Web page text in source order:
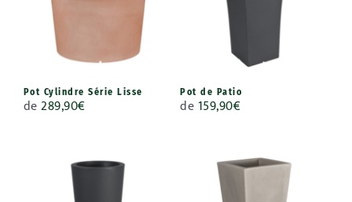
Pot Cylindre Série Lisse
de289,90€
Pot de Patio
de 159,90€